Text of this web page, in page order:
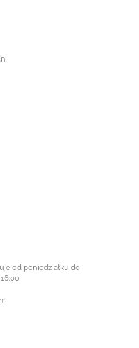
od poniedziałku do